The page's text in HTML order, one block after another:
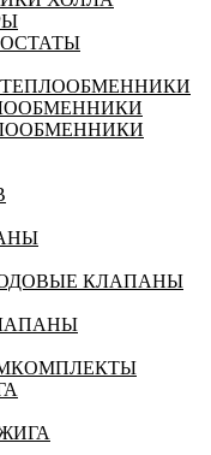
КЛАПАНЫ